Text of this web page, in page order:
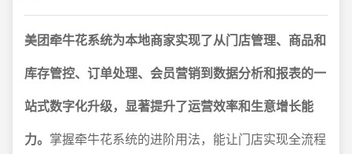
美团牵牛花系统为本地商家实现了从门店管理、商品和
库存管控、订单处理、会员营销到数据分析和报表的一
站式数字化升级，显著提升了运营效率和生意增长能
力。 掌握牵牛花系统的进阶用法，能让门店实现全流程